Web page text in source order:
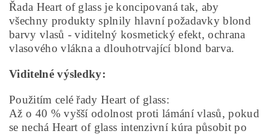
Řada Heart of glass je koncipovaná tak, aby
všechny produkty splnily hlavní požadavky blond
barvy vlasů - viditelný kosmetický efekt, ochrana
vlasového vlákna a dlouhotrvající blond barva.
Viditelné výsledky:
Použitím celé řady Heart of glass:
Až o 40 % vyšší odolnost proti lámání vlasů, pokud
se nechá Heart of glass intenzivní kúra působit po